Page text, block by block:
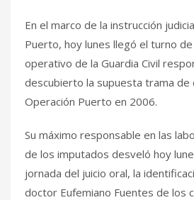
En el marco de la instrucción
Puerto, hoy lunes llegó el turno
operativo de la Guardia Civil
descubierto la supuesta trama de
Operación Puerto en 2006.
Su máximo responsable en las
de los imputados desveló hoy
jornada del juicio oral, la
doctor Eufemiano Fuentes de los